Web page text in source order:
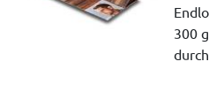
300
durch